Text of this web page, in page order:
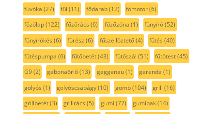
fúvóka (27) fül (11) fődarab(12) főmotor(6)
főzőlap(122) főzőrács (6) főzőzóna (1) fűnyíró(52)
fűnyírókés (6) fűrész (6) fűszellőztető(4) fűtés (40)
fűtéspumpa (6) fűtőbetét(43) fűtőszál (51) fűtőtest(45)
G9(2) gabonaörlő(13) gaggenau(1) gerenda (1)
golyós (1) golyóscsapágy(10) gomb(104) grill (16)
grillbetét(3) grillrács (5) gumi (77) gumibak(14)